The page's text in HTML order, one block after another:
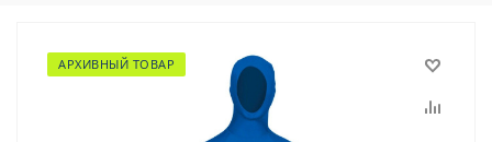
АРХИВНЫЙ ТОВАР